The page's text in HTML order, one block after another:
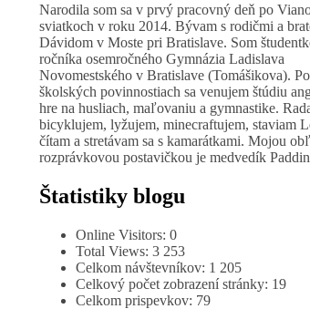
Narodila som sa v prvý pracovný deň po
sviatkoch v roku 2014. Bývam s rodičmi a
Dávidom v Moste pri Bratislave. Som
ročníka osemročného Gymnázia Ladislava
Novomestského v Bratislave (Tomášikova).
školských povinnostiach sa venujem štúdiu
hre na husliach, maľovaniu a gymnastike.
bicyklujem, lyžujem, minecraftujem, staviam
čítam a stretávam sa s kamarátkami. Mojou
rozprávkovou postavičkou je medvedík
Štatistiky blogu
Online Visitors: 0
Total Views: 3 253
Celkom návštevníkov: 1 205
Celkový počet zobrazení stránky: 19
Celkom prispevkov: 79